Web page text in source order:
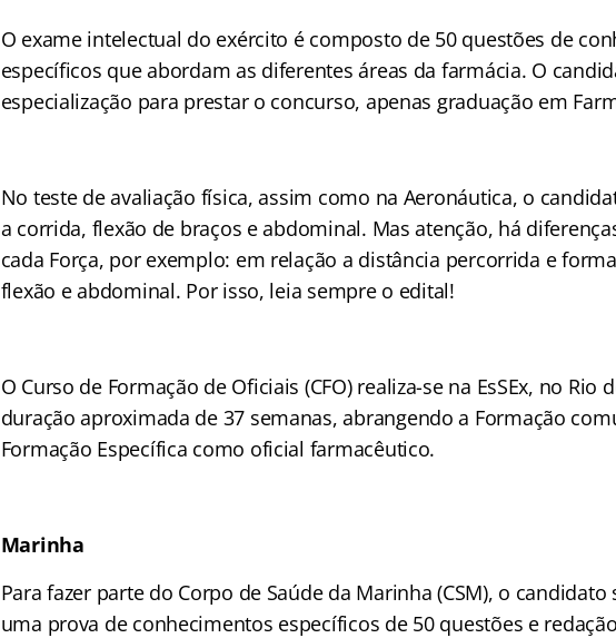
O exame intelectual do exército é composto de 50 questões de
específicos que abordam as diferentes áreas da farmácia. O
especialização para prestar o concurso, apenas graduação em
No teste de avaliação física, assim como na Aeronáutica, o
a corrida, flexão de braços e abdominal. Mas atenção, há
cada Força, por exemplo: em relação a distância percorrida e
flexão e abdominal. Por isso, leia sempre o edital!
O Curso de Formação de Oficiais (CFO) realiza-se na EsSEx, no Rio
duração aproximada de 37 semanas, abrangendo a Formação
Formação Específica como oficial farmacêutico.
Marinha
Para fazer parte do Corpo de Saúde da Marinha (CSM), o
uma prova de conhecimentos específicos de 50 questões e